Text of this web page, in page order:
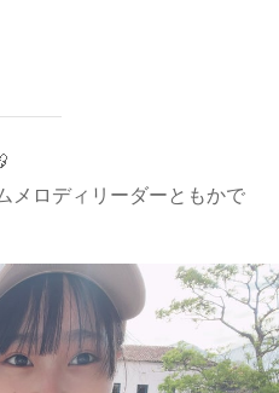
ロディリーダーともかで